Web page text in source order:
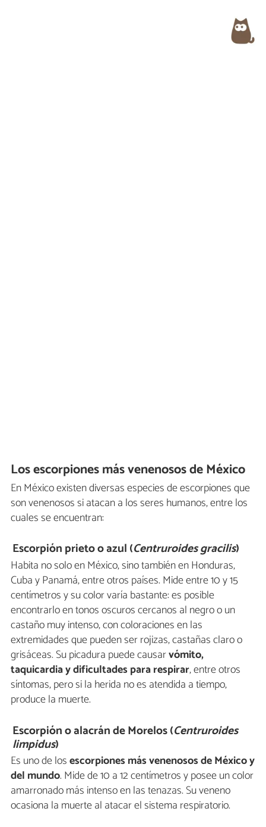
Los escorpiones más venenosos de México
En México existen diversas especies de escorpiones que
son venenosos si atacan a los seres humanos, entre los
cuales se encuentran:
Escorpión prieto o azul (Centruroides gracilis)
Habita no solo en México, sino también en Honduras,
Cuba y Panamá, entre otros países. Mide entre 10 y 15
centímetros y su color varía bastante: es posible
encontrarlo en tonos oscuros cercanos al negro o un
castaño muy intenso, con coloraciones en las
extremidades que pueden ser rojizas, castañas claro o
grisáceas. Su picadura puede causarvómito,
taquicardia y dificultades para respirar, entre otros
síntomas, pero si la herida no es atendida a tiempo,
produce la muerte.
Escorpión o alacrán de Morelos (Centruroides
limpidus)
Es uno de losescorpiones más venenosos de México y
del mundo. Mide de 10 a 12 centímetros y posee un color
amarronado más intenso en las tenazas. Su veneno
ocasiona la muerte al atacar el sistema respiratorio.